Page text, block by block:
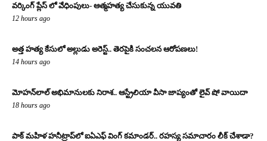
వర్కింగ్ ప్లేస్ లో వేధింపులు- ఆత్మహత్య చేసుకున్న యువతి
12 hours ago
అత్త హత్య కేసులో అల్లుడు అరెస్ట్.. తెరపైకి సంచలన ఆరోపణలు!
14 hours ago
మోహన్‌లాల్ అభిమానులకు నిరాశ.. ఆస్ట్రేలియా వీసా జాప్యంతో లైవ్ షో వాయిదా
18 hours ago
పాక్ మహిళ హనీట్రాప్‌లో ఐఏఎఫ్ వింగ్ కమాండర్.. రహస్య సమాచారం లీక్ చేశాడా?